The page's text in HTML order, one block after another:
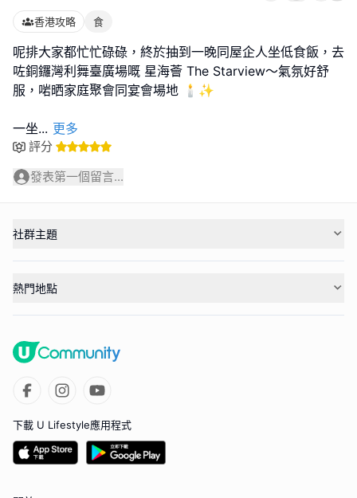
香港攻略 食
呢排大家都忙忙碌碌，終於抽到一晚同屋企人坐低食飯，去
咗銅鑼灣利舞臺廣場嘅 星海薈 The Starview～氣氛好舒
服，啱晒家庭聚會同宴會場地 🕯️✨
一坐... 更多
評分
發表第一個留言...
社群主題
熱門地點
下載 U Lifestyle應用程式